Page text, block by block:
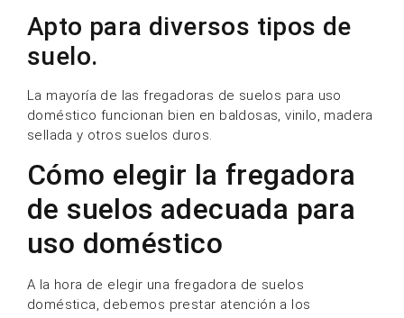
Apto para diversos tipos de
suelo.
La mayoría de las fregadoras de suelos para uso
doméstico funcionan bien en baldosas, vinilo, madera
sellada y otros suelos duros.
Cómo elegir la fregadora
de suelos adecuada para
uso doméstico
A la hora de elegir una fregadora de suelos
doméstica, debemos prestar atención a los